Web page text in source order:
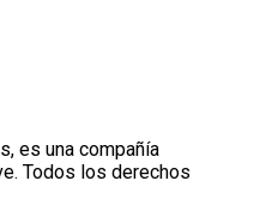
es una compañía
Todos los derechos